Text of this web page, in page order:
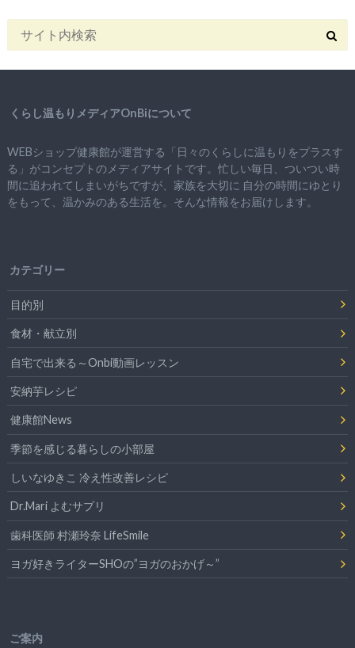
くらし温もりメディアOnBiについて
WEBショップ健康館が運営する「日々のくらしに温もりをプラスす
る」がコンセプトのメディアサイトです。忙しい毎日、ついつい時
間に追われてしまいがちですが、 家族を大切に 自分の時間にゆとり
をもって、 温かみのある生活を。そんな情報をお届けします。
カテゴリー
目的別
食材・献立別
自宅で出来る～Onbi動画レッスン
安納芋レシピ
健康館News
季節を感じる暮らしの小部屋
しいなゆきこ 冷え性改善レシピ
Dr.Mari よむサプリ
歯科医師 村瀬玲奈 LifeSmile
ヨガ好きライターSHOの”ヨガのおかげ～”
ご案内